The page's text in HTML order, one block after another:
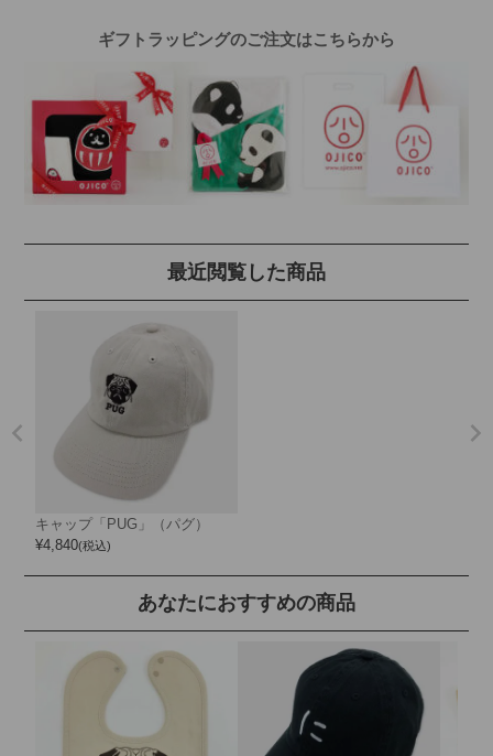
ギフトラッピングのご注文はこちらから
最近閲覧した商品
キャップ「PUG」（パグ）
¥4,840(税込)
あなたにおすすめの商品